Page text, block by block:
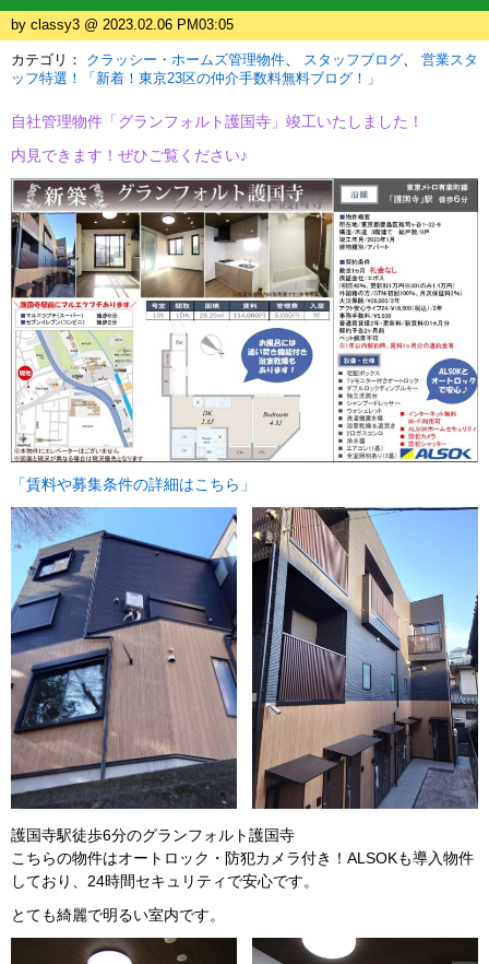
by classy3 @ 2023.02.06 PM03:05
カテゴリ： クラッシー・ホームズ管理物件 スタッフブログ
営業スタ
ッフ特選！「新着！東京23区の仲介手数料無料ブログ！」
自社管理物件「グランフォルト護国寺」 竣工いたしました！
内見できます！ぜひご覧ください♪
「賃料や募集条件の詳細はこちら」
護国寺駅徒歩6分のグランフォルト護国寺
こちらの物件はオートロック・防犯カメラ付き！ALSOKも導入物件
しており、24時間セキュリティで安心です。
とても綺麗で明るい室内です。